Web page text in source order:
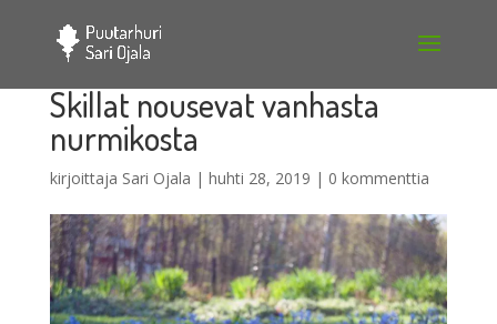
Skillat nousevat vanhasta
nurmikosta
kirjoittaja Sari Ojala | huhti 28, 2019 | 0 kommenttia